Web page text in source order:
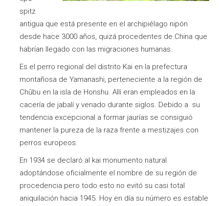
spitz
antigua que está presente en el archipiélago nipón
desde hace 3000 años, quizá procedentes de China que
habrían llegado con las migraciones humanas.
Es el perro regional del distrito Kai en la prefectura
montañosa de Yamanashi, perteneciente a la región de
Chūbu en la isla de Honshu. Allí eran empleados en la
cacería de jabalí y venado durante siglos. Debido a su
tendencia excepcional a formar jaurías se consiguió
mantener la pureza de la raza frente a mestizajes con
perros europeos.
En 1934 se declaró al kai monumento natural
adoptándose oficialmente el nombre de su región de
procedencia pero todo esto no evitó su casi total
aniquilación hacia 1945. Hoy en día su número es estable